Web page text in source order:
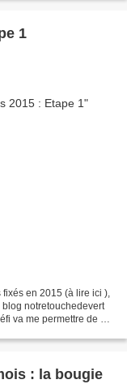
1
en 2015 (à lire ici ),
notretouchedevert
va me permettre de me
: la bougie